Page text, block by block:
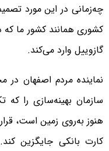
چه‌زمانی در این مورد
گازوییل وارد می‌کند.
نماینده مردم اصفهان در
سازمان بهینه‌سازی را که
هنوز به‌روی زمین است،